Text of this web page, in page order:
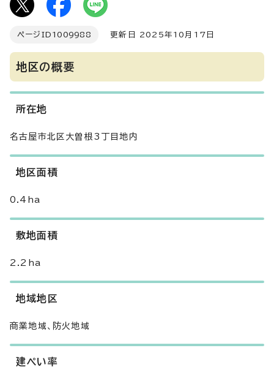
ページID 1009988 更新日 2025年10月17日
地区の概要
所在地
名古屋市北区大曽根3丁目地内
地区面積
0.4ha
敷地面積
2.2ha
地域地区
商業地域、防火地域
建ぺい率